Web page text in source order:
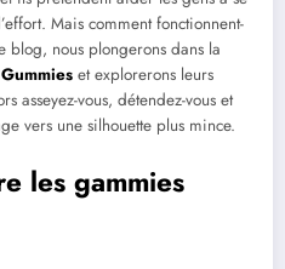
Mais comment fonctionnent-
blog, nous plongerons dans la
et explorerons leurs
asseyez-vous, détendez-vous et
vers une silhouette plus mince.
les gammies